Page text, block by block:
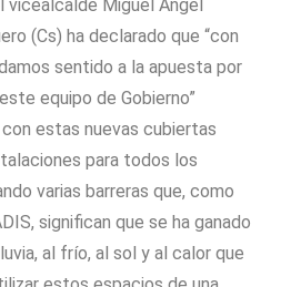
vicealcalde Miguel Ángel
(Cs) ha declarado que “con
sentido a la apuesta por
equipo de Gobierno”
estas nuevas cubiertas
para todos los
varias barreras que, como
significan que se ha ganado
al frío, al sol y al calor que